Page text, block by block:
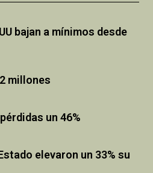
bajan a mínimos desde
millones
un 46%
elevaron un 33% su